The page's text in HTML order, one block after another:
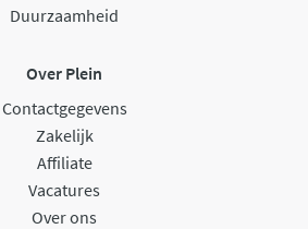
Duurzaamheid
Over Plein
Contactgegevens
Zakelijk
Affiliate
Vacatures
Over ons